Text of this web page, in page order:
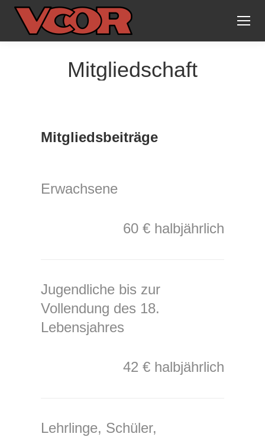
Mitgliedschaft
Mitgliedsbeiträge
Erwachsene
60 € halbjährlich
Jugendliche bis zur
Vollendung des 18.
Lebensjahres
42 € halbjährlich
Lehrlinge, Schüler,